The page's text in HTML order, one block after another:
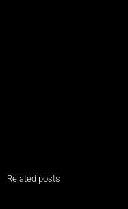
Related posts